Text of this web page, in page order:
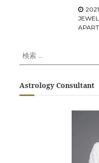
JEWEL
検
索
象
:
Astrology Consultant